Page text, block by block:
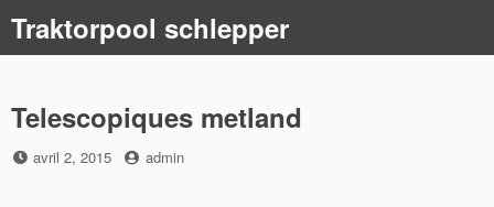
content
Traktorpool schlepper
Telescopiques metland
Posted
avril 2, 2015 by
admin